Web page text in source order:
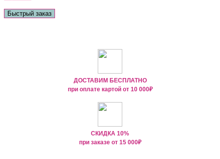
Быстрый заказ
ДОСТАВИМ БЕСПЛАТНО
при оплате картой от 10 000₽
СКИДКА 10%
при заказе от 15 000₽